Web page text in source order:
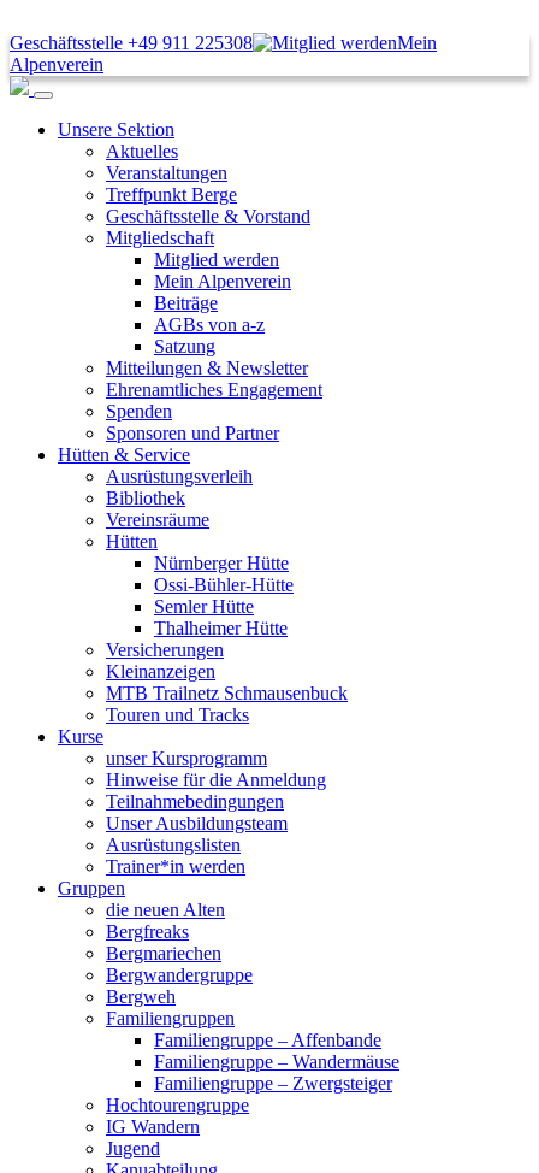
Geschäftsstelle +49 911 225308
Mein
Alpenverein
Unsere Sektion
Aktuelles
Veranstaltungen
Treffpunkt Berge
Geschäftsstelle & Vorstand
Mitgliedschaft
Mitglied werden
Mein Alpenverein
Beiträge
AGBs von a-z
Satzung
Mitteilungen & Newsletter
Ehrenamtliches Engagement
Spenden
Sponsoren und Partner
Hütten & Service
Ausrüstungsverleih
Bibliothek
Vereinsräume
Hütten
Nürnberger Hütte
Ossi-Bühler-Hütte
Semler Hütte
Thalheimer Hütte
Versicherungen
Kleinanzeigen
MTB Trailnetz Schmausenbuck
Touren und Tracks
Kurse
unser Kursprogramm
Hinweise für die Anmeldung
Teilnahmebedingungen
Unser Ausbildungsteam
Ausrüstungslisten
Trainer*in werden
Gruppen
die neuen Alten
Bergfreaks
Bergmariechen
Bergwandergruppe
Bergweh
Familiengruppen
Familiengruppe – Affenbande
Familiengruppe – Wandermäuse
Familiengruppe – Zwergsteiger
Hochtourengruppe
IG Wandern
Jugend